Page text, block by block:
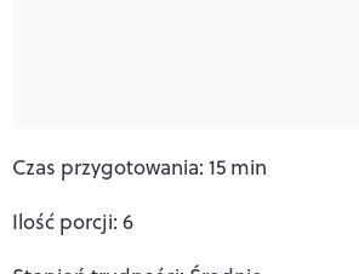
Czas przygotowania: 15 min
Ilość porcji: 6